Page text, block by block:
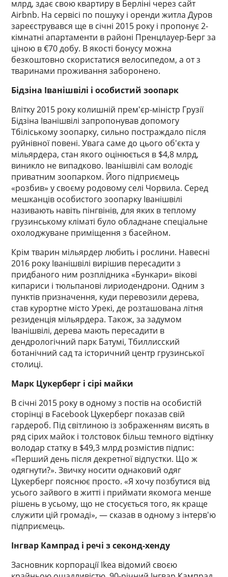
млрд, здає свою квартиру в Берліні через сайт
Airbnb. На сервісі по пошуку і оренди житла Дуров
зареєструвався ще в січні 2015 року і пропонує 2-
кімнатні апартаменти в районі Пренцлауер-Берг за
ціною в €70 добу. В якості бонусу можна
безкоштовно скористатися велосипедом, а от з
тваринами проживання заборонено.
Бідзіна Іванішвілі і особистий зоопарк
Влітку 2015 року колишній прем'єр-міністр Грузії
Бідзіна Іванішвілі запропонував допомогу
Тбіліському зоопарку, сильно постраждало після
руйнівної повені. Увага саме до цього об'єкта у
мільярдера, стан якого оцінюється в $4,8 млрд,
виникло не випадково. Іванішвілі сам володіє
приватним зоопарком. Його підприємець
«розбив» у своєму родовому селі Чорвила. Серед
мешканців особистого зоопарку Іванішвілі
називають навіть пінгвінів, для яких в теплому
грузинському кліматі було обладнане спеціальне
охолоджуване приміщення з басейном.
Крім тварин мільярдер любить і рослини. Навесні
2016 року Іванішвілі вирішив пересадити з
придбаного ним розплідника «Бункари» вікові
кипариси і тюльпанові лириодендрони. Одним з
пунктів призначення, куди перевозили дерева,
став курортне місто Урекі, де розташована літня
резиденція мільярдера. Також, за задумом
Іванішвілі, дерева мають пересадити в
дендрологічний парк Батумі, Тбиллисский
ботанічний сад та історичний центр грузинської
столиці.
Марк Цукерберг і сірі майки
В січні 2015 року в одному з постів на особистій
сторінці в Facebook Цукерберг показав свій
гардероб. Під світлиною із зображенням висять в
ряд сірих майок і толстовок більш темного відтінку
володар статку в $49,3 млрд розмістив підпис:
«Перший день після декретної відпустки. Що ж
одягнути?». Звичку носити однаковий одяг
Цукерберг пояснює просто. «Я хочу позбутися від
усього зайвого в житті і приймати якомога менше
рішень в усьому, що не стосується того, як краще
служити цій громаді», — сказав в одному з інтерв'ю
підприємець.
Інгвар Кампрад і речі з секонд-хенду
Засновник корпорації Ikea відомий своєю